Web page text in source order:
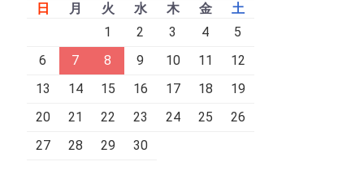
日 月 火 水 木 金
土
1
2 3 4
5
6
7 8 9 10 11
12
13
14 15 16 17 18
19
20
21 22 23 24 25
26
27
28 29 30